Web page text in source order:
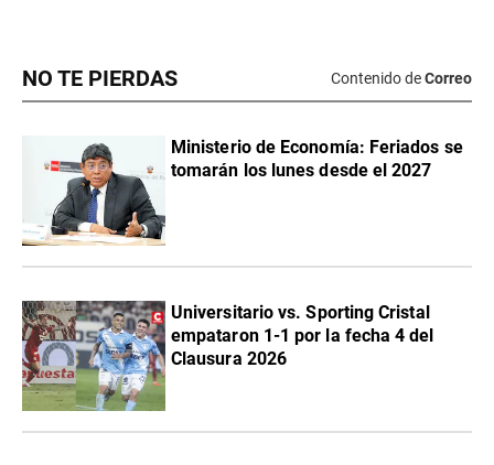
NO TE PIERDAS Contenido deCorreo
Ministerio de Economía: Feriados se
tomarán los lunes desde el 2027
Universitario vs. Sporting Cristal
empataron 1-1 por la fecha 4 del
Clausura 2026